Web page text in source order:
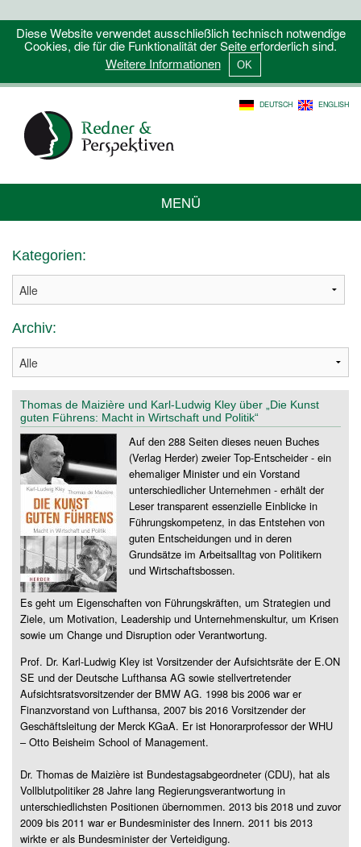
Diese Website verwendet ausschließlich technisch notwendige
Cookies, die für die Funktionalität der Seite erforderlich sind.
Weitere Informationen
DEUTSCH ENGLISH
MENÜ
Kategorien:
Archiv:
Thomas de Maizière und Karl-Ludwig Kley über „Die Kunst
guten Führens: Macht in Wirtschaft und Politik“
Auf den 288 Seiten dieses neuen Buches
(Verlag Herder) zweier Top-Entscheider - ein
ehemaliger Minister und ein Vorstand
unterschiedlicher Unternehmen - erhält der
Leser transparent essenzielle Einblicke in
Führungskompetenz, in das Entstehen von
guten Entscheidungen und in deren
Grundsätze im Arbeitsalltag von Politikern
und Wirtschaftsbossen.
Es geht um Eigenschaften von Führungskräften, um Strategien und
Ziele, um Motivation, Leadership und Unternehmenskultur, um Krisen
sowie um Change und Disruption oder Verantwortung.
Prof. Dr. Karl-Ludwig Kley ist Vorsitzender der Aufsichtsräte der E.ON
SE und der Deutsche Lufthansa AG sowie stellvertretender
Aufsichtsratsvorsitzender der BMW AG. 1998 bis 2006 war er
Finanzvorstand von Lufthansa, 2007 bis 2016 Vorsitzender der
Geschäftsleitung der Merck KGaA. Er ist Honorarprofessor der WHU
– Otto Beisheim School of Management.
Dr. Thomas de Maizière ist Bundestagsabgeordneter (CDU), hat als
Vollblutpolitiker 28 Jahre lang Regierungsverantwortung in
unterschiedlichsten Positionen übernommen. 2013 bis 2018 und zuvor
2009 bis 2011 war er Bundesminister des Innern. 2011 bis 2013
wirkte er als Bundesminister der Verteidigung.